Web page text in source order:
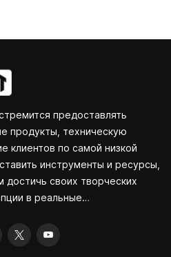
предоставлять
продукты, техническую
клиентов по самой низкой
инструменты и ресурсы,
достичь своих творческих
в реальные
производством или просто
небольшие